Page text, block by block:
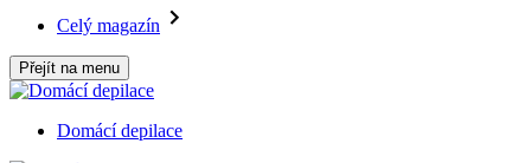
Celý magazín
Přejít na menu
Domácí depilace